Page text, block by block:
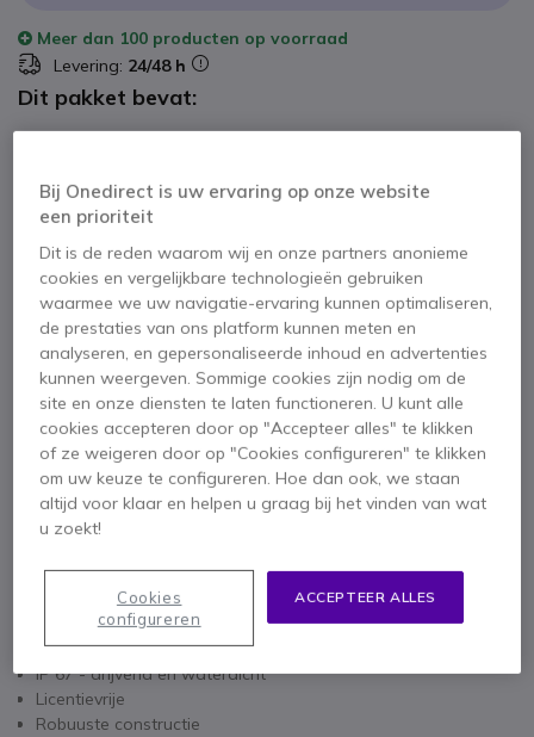
Meer dan 100 producten op voorraad
Levering: 24/48 h
Dit pakket bevat:
76,90 €
x2
BR1708 Oorschelp Headset voor Motorola
portofoons
18,95 €
2 jaarFabrieksgarantie
IP 67 - drijvend en waterdicht
Licentievrije
Robuuste constructie
Bij Onedirect is uw ervaring op onze website
een prioriteit
Dit is de reden waarom wij en onze partners anonieme
cookies en vergelijkbare technologieën gebruiken
waarmee we uw navigatie-ervaring kunnen optimaliseren,
de prestaties van ons platform kunnen meten en
analyseren, en gepersonaliseerde inhoud en advertenties
kunnen weergeven. Sommige cookies zijn nodig om de
site en onze diensten te laten functioneren. U kunt alle
cookies accepteren door op "Accepteer alles" te klikken
of ze weigeren door op "Cookies configureren" te klikken
om uw keuze te configureren. Hoe dan ook, we staan
altijd voor klaar en helpen u graag bij het vinden van wat
u zoekt!
ACCEPTEER ALLES
Cookies
configureren